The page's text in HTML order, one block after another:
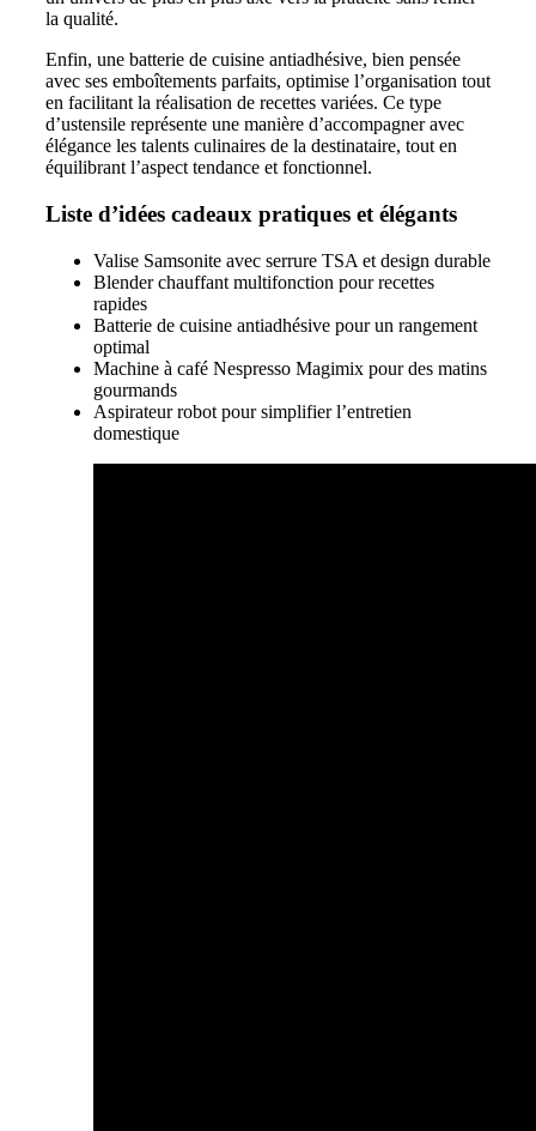
la qualité.
Enfin, une batterie de cuisine antiadhésive, bien pensée
avec ses emboîtements parfaits, optimise l’organisation tout
en facilitant la réalisation de recettes variées. Ce type
d’ustensile représente une manière d’accompagner avec
élégance les talents culinaires de la destinataire, tout en
équilibrant l’aspect tendance et fonctionnel.
Liste d’idées cadeaux pratiques et élégants
Valise Samsonite avec serrure TSA et design durable
Blender chauffant multifonction pour recettes
rapides
Batterie de cuisine antiadhésive pour un rangement
optimal
Machine à café Nespresso Magimix pour des matins
gourmands
Aspirateur robot pour simplifier l’entretien
domestique